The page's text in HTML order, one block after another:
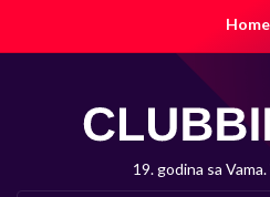
Home
19. godina sa